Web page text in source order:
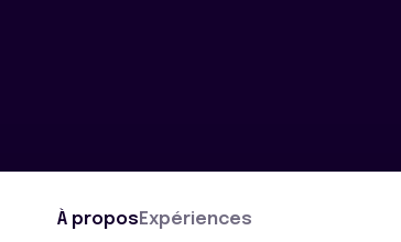
À propos Expériences